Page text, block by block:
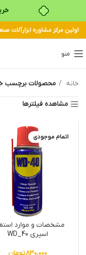
اولین مرکز مشاوره ابزارآلات صنعت
منو
خانه محصولات برچسب
مشاهده فیلترها
اتمام موجودی
مشخصات و موارد
اسپری WD_40
۸۳۰,۰۰۰تومان